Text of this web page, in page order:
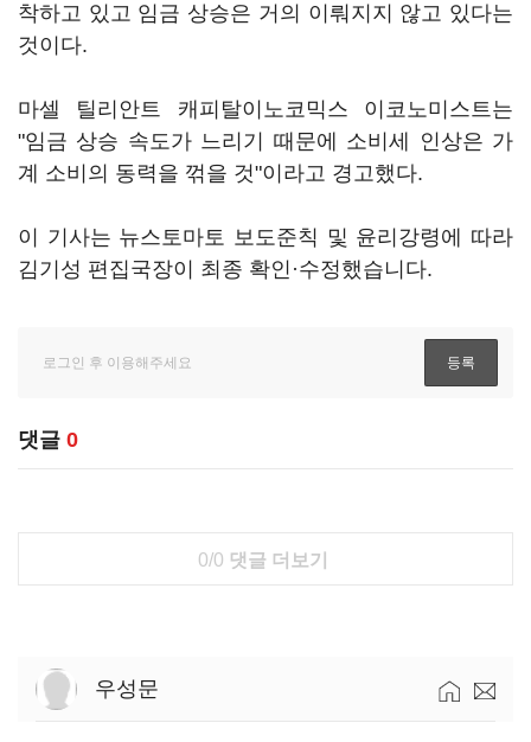
착하고 있고 임금 상승은 거의 이뤄지지 않고 있다는
것이다.
마셀 틸리안트 캐피탈이노코믹스 이코노미스트는
"임금 상승 속도가 느리기 때문에 소비세 인상은 가
계 소비의 동력을 꺾을 것"이라고 경고했다.
이 기사는 뉴스토마토 보도준칙 및 윤리강령에 따라
김기성 편집국장이 최종 확인·수정했습니다.
댓글 0
0/0 댓글 더보기
우성문